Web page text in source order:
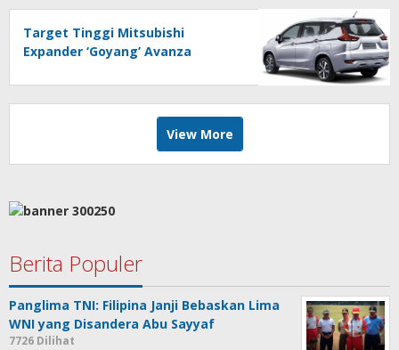
Target Tinggi Mitsubishi
Expander ‘Goyang’ Avanza
View More
Berita Populer
Panglima TNI: Filipina Janji Bebaskan Lima
WNI yang Disandera Abu Sayyaf
7726 Dilihat